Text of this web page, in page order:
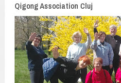
Qigong Association Cluj